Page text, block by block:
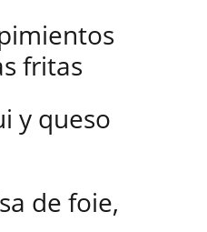
fritas
y queso
de foie,